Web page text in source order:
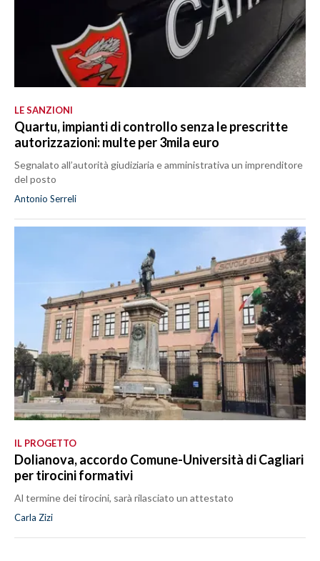
LE SANZIONI
Quartu, impianti di controllo senza le prescritte
autorizzazioni: multe per 3mila euro
Segnalato all’autorità giudiziaria e amministrativa un imprenditore
del posto
Antonio Serreli
IL PROGETTO
Dolianova, accordo Comune-Università di Cagliari
per tirocini formativi
Al termine dei tirocini, sarà rilasciato un attestato
Carla Zizi